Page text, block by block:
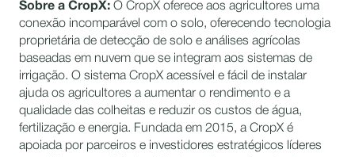
Sobre a CropX: O CropX oferece aos agricultores uma
conexão incomparável com o solo, oferecendo tecnologia
proprietária de detecção de solo e análises agrícolas
baseadas em nuvem que se integram aos sistemas de
irrigação. O sistema CropX acessível e fácil de instalar
ajuda os agricultores a aumentar o rendimento e a
qualidade das colheitas e reduzir os custos de água,
fertilização e energia. Fundada em 2015, a CropX é
apoiada por parceiros e investidores estratégicos líderes